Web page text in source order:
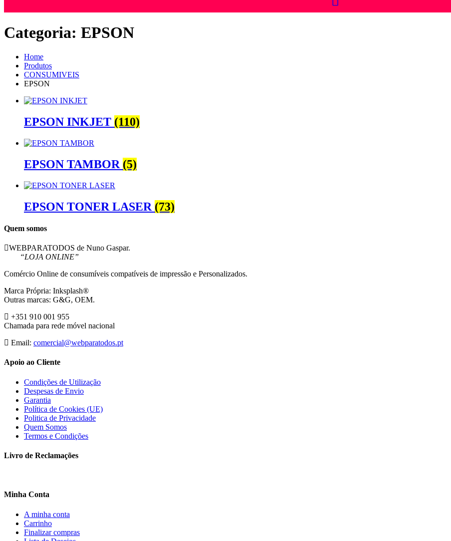
Categoria: EPSON
Home
Produtos
CONSUMIVEIS
EPSON
EPSON INKJET (110)
EPSON TAMBOR (5)
EPSON TONER LASER (73)
Quem somos
WEBPARATODOS de Nuno Gaspar.
“LOJA ONLINE”
Comércio Online de consumíveis compatíveis de impressão e Personalizados.
Marca Própria: Inksplash®
Outras marcas: G&G, OEM.
+351 910 001 955
Chamada para rede móvel nacional
Email: comercial@webparatodos.pt
Apoio ao Cliente
Condições de Utilização
Despesas de Envio
Garantia
Política de Cookies (UE)
Politica de Privacidade
Quem Somos
Termos e Condições
Livro de Reclamações
Minha Conta
A minha conta
Carrinho
Finalizar compras